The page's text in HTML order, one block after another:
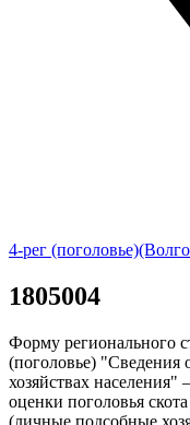
4-рег
1805004
Форму регионального
(поголовье) "Сведения
хозяйствах населения"
оценки поголовья
(личные подсобные